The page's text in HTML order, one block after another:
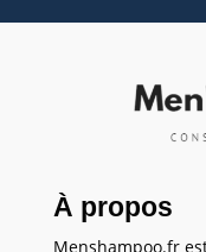
À propos
Menshampoo.fr